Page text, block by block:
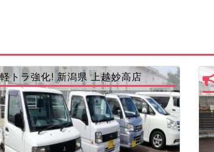
軽トラ強化! 新潟県 上越妙高店